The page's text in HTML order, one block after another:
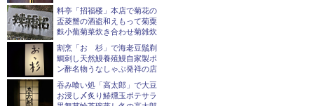
料亭「招福楼」本店で菊花の
盃菱蟹の酒盗和えもって菊粟
麩小蕪菊菜炊き合わせ菊雑炊
割烹「おゝ杉」で海老豆鬚剃
鯛刺し天然鰻養殖鰻自家製ポ
ン酢名物うなしゃぶ発祥の店
吞み喰い処「高太郎」で大豆
お浸し〆炙り鰆燻玉ポテサラ